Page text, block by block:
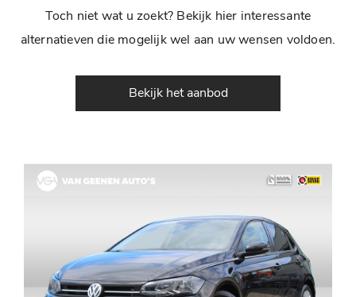
Toch niet wat u zoekt? Bekijk hier interessante
alternatieven die mogelijk wel aan uw wensen voldoen.
Bekijk het aanbod